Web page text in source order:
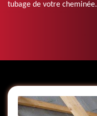
tubage de votre cheminée.